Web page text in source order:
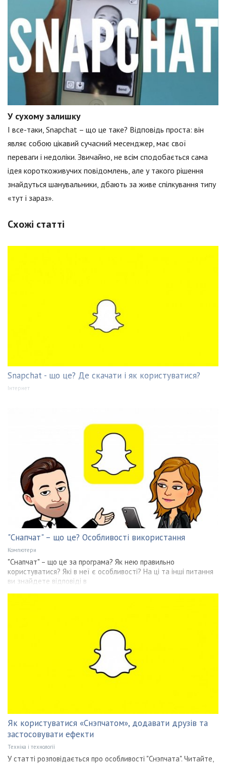
У сухому залишку
І все-таки, Snapchat – що це таке? Відповідь проста: він
являє собою цікавий сучасний месенджер, має свої
переваги і недоліки. Звичайно, не всім сподобається сама
ідея короткоживучих повідомлень, але у такого рішення
знайдуться шанувальники, дбають за живе спілкування типу
«тут і зараз».
Схожі статті
Snapchat - що це? Де скачати і як користуватися?
Інтернет
"Снапчат" – що це? Особливості використання
Компютери
"Снапчат" – що це за програма? Як нею правильно
користуватися? Які в неї є особливості? На ці та інші питання
ви знайдете відповіді в
Як користуватися «Снэпчатом», додавати друзів та
застосовувати ефекти
Техніка і технології
У статті розповідається про особливості "Снэпчата". Читайте,